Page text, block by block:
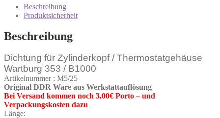
B1000
Menge
Beschreibung
Produktsicherheit
Beschreibung
Dichtung für Zylinderkopf / Thermostatgehäuse
Wartburg 353 / B1000
Artikelnummer : M5/25
Original DDR Ware aus Werkstattauflösung
Bei Versand kommen noch 3,00€ Porto – und
Verpackungskosten dazu
Länge: